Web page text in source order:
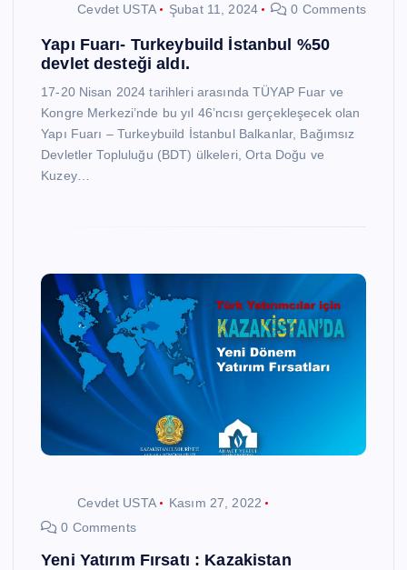
Cevdet USTA Şubat 11, 2024 0 Comments
Yapı Fuarı- Turkeybuild İstanbul %50
devlet desteği aldı.
17-20 Nisan 2024 tarihleri arasında TÜYAP Fuar ve
Kongre Merkezi’nde bu yıl 46’ncısı gerçekleşecek olan
Yapı Fuarı – Turkeybuild İstanbul Balkanlar, Bağımsız
Devletler Topluluğu (BDT) ülkeleri, Orta Doğu ve
Kuzey…
Cevdet USTA
Kasım 27, 2022
0 Comments
Yeni Yatırım Fırsatı : Kazakistan